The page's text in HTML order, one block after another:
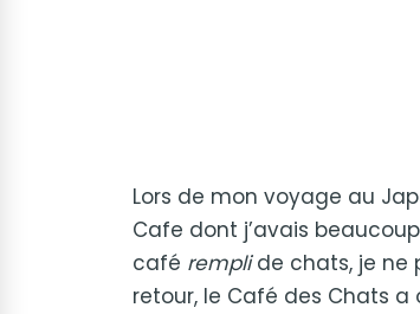
Lors de mon voyage au
Cafe dont j’avais
café remplide chats, je ne
retour, le Café des Chats a